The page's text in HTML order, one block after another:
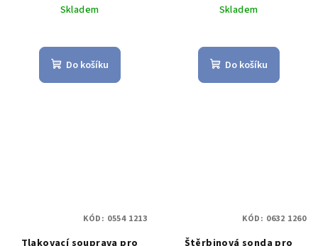
Skladem
Do košíku
Skladem
Do košíku
Tlakovací souprava pro
KÓD: 0554 1213
Štěrbinová sonda pro
KÓD: 0632 1260